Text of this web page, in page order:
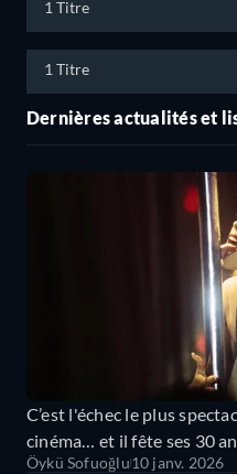
1 Titre
1 Titre
Dernières actualités et
C’est l'échec le plus
cinéma… et il fête ses 30
Öykü Sofuoğlu10 janv. 2026